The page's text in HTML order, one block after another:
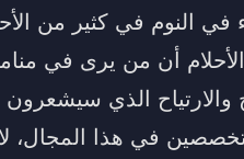
في النوم في كثير من
أن من يرى في
والارتياح الذي سيشعرون
في هذا المجال،